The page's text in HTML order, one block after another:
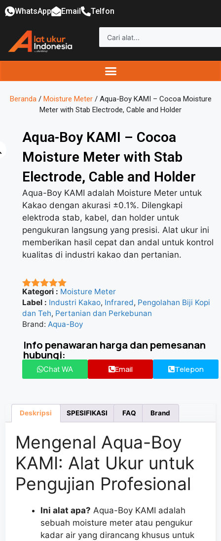
WhatsApp Email Telfon
Beranda/ Moisture Meter/ Aqua-Boy KAMI – Cocoa Moisture
Meter with Stab Electrode, Cable and Holder
Aqua-Boy KAMI – Cocoa
Moisture Meter with Stab
Electrode, Cable and Holder
Aqua-Boy KAMI adalah Moisture Meter untuk
Kakao dengan akurasi ±0.1%. Dilengkapi
elektroda stab, kabel, dan holder untuk
pengukuran langsung yang presisi. Alat ukur ini
memberikan hasil cepat dan andal untuk kontrol
kualitas di industri kakao dan pertanian.
★★★★★
Kategori : Moisture Meter
Label : Industri Kakao, Infrared, Pengolahan Biji Kopi
dan Teh, Pertanian dan Perkebunan
Brand: Aqua-Boy
Info penawaran harga dan pemesanan
hubungi:
Chat WA Email Telepon
Deskripsi SPESIFIKASI FAQ Brand
Mengenal Aqua-Boy
KAMI: Alat Ukur untuk
Pengujian Profesional
Ini alat apa? Aqua-Boy KAMI adalah
sebuah moisture meter atau pengukur
kadar air yang dirancang khusus untuk